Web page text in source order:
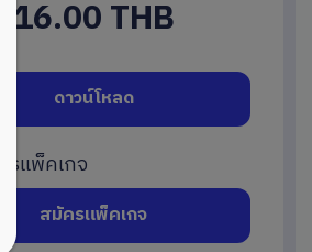
16.00 THB
ดาวน์โหลด
แพ็คเกจ
สมัครแพ็คเกจ